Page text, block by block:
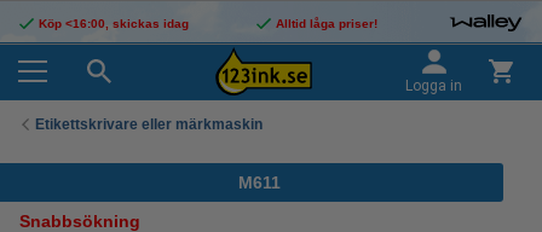
Köp <16:00, skickas idag Alltid låga priser!
Logga in
Etikettskrivare eller märkmaskin
M611
Snabbsökning